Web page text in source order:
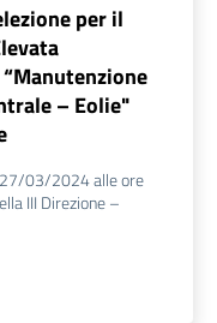
per il
– Eolie"
03/2024 alle ore
III Direzione –